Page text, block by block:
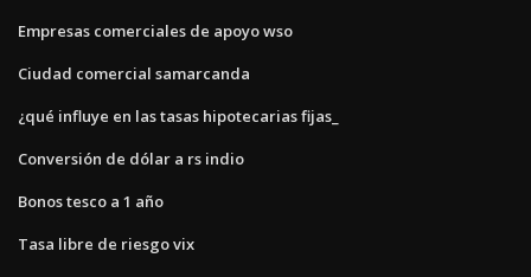
Empresas comerciales de apoyo wso
Ciudad comercial samarcanda
¿qué influye en las tasas hipotecarias fijas_
Conversión de dólar a rs indio
Bonos tesco a 1 año
Tasa libre de riesgo vix